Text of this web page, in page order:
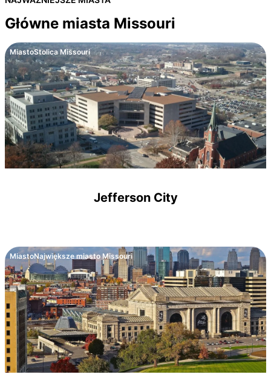
Główne miasta Missouri
MiastoStolica Missouri
Jefferson City
MiastoNajwiększe miasto Missouri